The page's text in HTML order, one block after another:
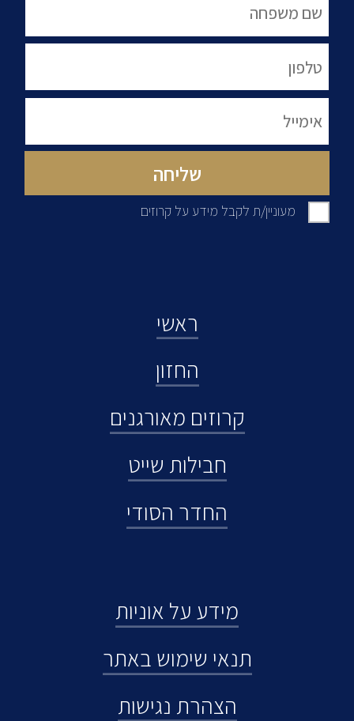
מעוניין/ת לקבל מידע על קרוזים
ראשי
החזון
קרוזים מאורגנים
חבילות שייט
החדר הסודי
מידע על אוניות
תנאי שימוש באתר
הצהרת נגישות